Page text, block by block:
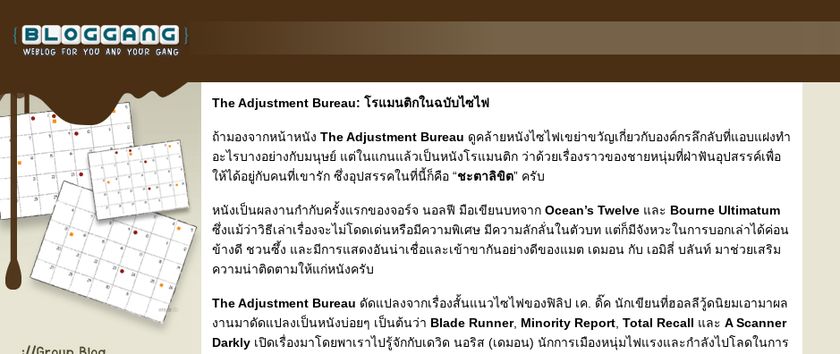
The Adjustment Bureau: โรแมนติกในฉบับไซไฟ
ถ้ามองจากหน้าหนัง The Adjustment Bureau ดูคล้ายหนังไซไฟเขย่าขวัญเกี่ยวกับองค์กรลึกลับที่แอบแฝงทำ
อะไรบางอย่างกับมนุษย์ แต่ในแกนแล้วเป็นหนังโรแมนติก ว่าด้วยเรื่องราวของชายหนุ่มที่ฝ่าฟันอุปสรรค์เพื่อ
ห้ได้อยู่กับคนที่เขารัก ซึ่งอุปสรรคในที่นี้ก็คือ “ชะตาลิขิต” ครับ
หนังเป็นผลงานกำกับครั้งแรกของจอร์จ นอลฟี มือเขียนบทจาก Ocean’s Twelve ละ Bourne Ultimatum
ซึ่งแม้ว่าวิธีเล่าเรื่องจะไม่โดดเด่นหรือมีความพิเศษ มีความลักลั่นในตัวบท แต่ก็มีจังหวะในการบอกเล่าได้ค่อน
ข้างดี ชวนซึ้ง และมีการแสดงอันน่าเชื่อและเข้าขากันอย่างดีของแมต เดมอน กับ เอมิลี่ บลันท์ มาช่วยเสริม
ความน่าติดตามให้แก่หนังครับ
The Adjustment Bureau ดัดแปลงจากเรื่องสั้นแนวไซไฟของฟิลิป เค. ดิ๊ค นักเขียนที่ฮอลลีวู้ดนิยมเอามาผล
งานมาดัดแปลงเป็นหนังบ่อยๆ เป็นต้นว่า Blade Runner, Minority Report Total Recall ละ A Scanner
Darkly เปิดเรื่องมาโดยพาเราไปรู้จักกับเดวิด นอริส (เดมอน) นักการเมืองหนุ่มไฟแรงและกำลังไปโลดในการ